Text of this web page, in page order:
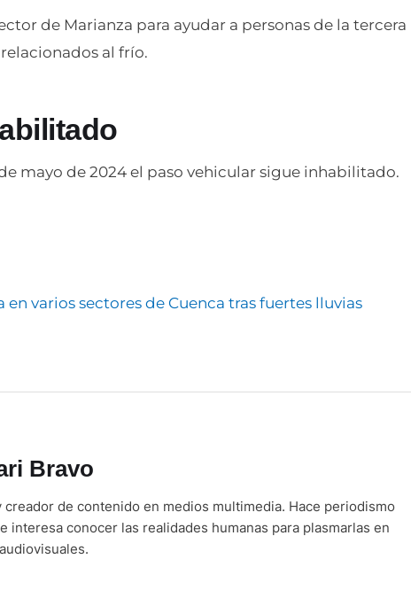
de Marianza para ayudar a personas de la tercera
al frío.
mayo de 2024 el paso vehicular sigue inhabilitado.
varios sectores de Cuenca tras fuertes lluvias
Bravo
de contenido en medios multimedia. Hace periodismo
interesa conocer las realidades humanas para plasmarlas en